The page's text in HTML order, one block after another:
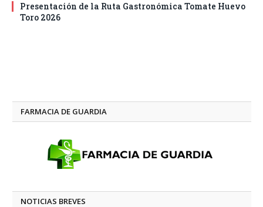
Presentación de la Ruta Gastronómica Tomate Huevo
Toro 2026
FARMACIA DE GUARDIA
NOTICIAS BREVES